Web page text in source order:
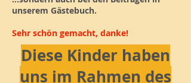
unserem Gästebuch.
Sehr schön gemacht, danke!
Diese Kinder haben
uns im Rahmen des